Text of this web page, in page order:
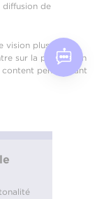
diffusion de
vision plus
sur la production
pense avant